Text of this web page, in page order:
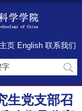
页 English 联系我们
生党支部召